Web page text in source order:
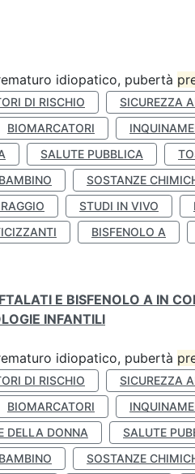
idiopatico, pubertà
DI RISCHIO
SICUREZZA
BIOMARCATORI
SALUTE PUBBLICA
SOSTANZE
STUDI IN VIVO
BISFENOLO A
E BISFENOLO A IN
INFANTILI
idiopatico, pubertà
DI RISCHIO
SICUREZZA
BIOMARCATORI
DELLA DONNA SALUTE
SOSTANZE